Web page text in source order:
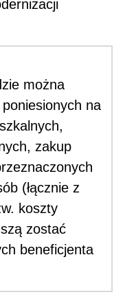
można
na
zakup
(łącznie z
koszty
zostać
beneficjenta